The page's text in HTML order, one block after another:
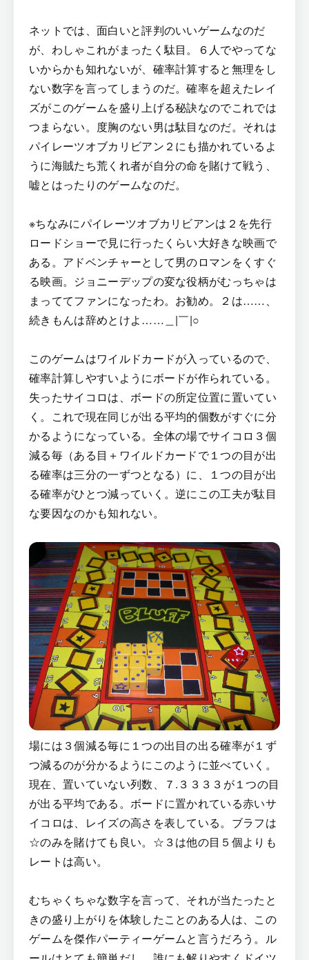
ネットでは、面白いと評判のいいゲームなのだ
が、わしゃこれがまったく駄目。６人でやってな
いからかも知れないが、確率計算すると無理をし
ない数字を言ってしまうのだ。確率を超えたレイ
ズがこのゲームを盛り上げる秘訣なのでこれでは
つまらない。度胸のない男は駄目なのだ。それは
パイレーツオブカリビアン２にも描かれているよ
うに海賊たち荒くれ者が自分の命を賭けて戦う、
嘘とはったりのゲームなのだ。
※ちなみにパイレーツオブカリビアンは２を先行
ロードショーで見に行ったくらい大好きな映画で
ある。アドベンチャーとして男のロマンをくすぐ
る映画。ジョニーデップの変な役柄がむっちゃは
まっててファンになったわ。お勧め。２は……、
続きもんは辞めとけよ……＿|￣|○
このゲームはワイルドカードが入っているので、
確率計算しやすいようにボードが作られている。
失ったサイコロは、ボードの所定位置に置いてい
く。これで現在同じが出る平均的個数がすぐに分
かるようになっている。全体の場でサイコロ３個
減る毎（ある目＋ワイルドカードで１つの目が出
る確率は三分の一ずつとなる）に、１つの目が出
る確率がひとつ減っていく。逆にこの工夫が駄目
な要因なのかも知れない。
場には３個減る毎に１つの出目の出る確率が１ず
つ減るのが分かるようにこのように並べていく。
現在、置いていない列数、７.３３３３が１つの目
が出る平均である。ボードに置かれている赤いサ
イコロは、レイズの高さを表している。ブラフは
☆のみを賭けても良い。☆３は他の目５個よりも
レートは高い。
むちゃくちゃな数字を言って、それが当たったと
きの盛り上がりを体験したことのある人は、この
ゲームを傑作パーティーゲームと言うだろう。ル